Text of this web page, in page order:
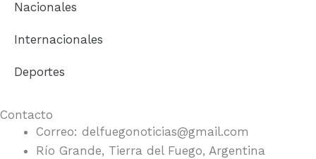
Nacionales
Internacionales
Deportes
Contacto
Correo: delfuegonoticias@gmail.com
Río Grande, Tierra del Fuego, Argentina